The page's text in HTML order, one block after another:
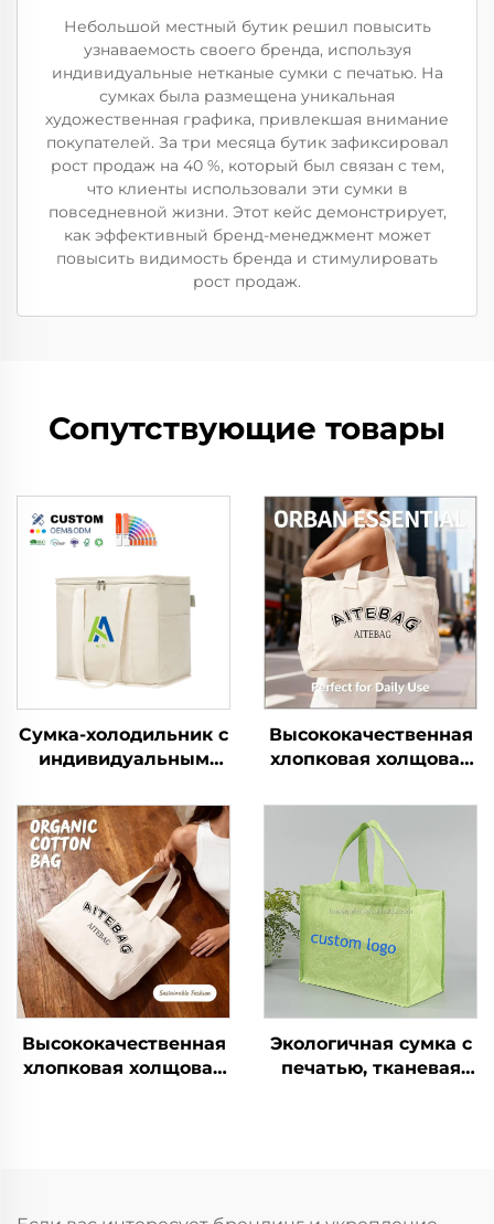
Небольшой местный бутик решил повысить
узнаваемость своего бренда, используя
индивидуальные нетканые сумки с печатью. На
сумках была размещена уникальная
художественная графика, привлекшая внимание
покупателей. За три месяца бутик зафиксировал
рост продаж на 40 %, который был связан с тем,
что клиенты использовали эти сумки в
повседневной жизни. Этот кейс демонстрирует,
как эффективный бренд-менеджмент может
повысить видимость бренда и стимулировать
рост продаж.
Сопутствующие товары
Сумка-холодильник с
индивидуальным
термоизолирующая
складная сумка для
покупок, экологичная
многоразовая сумка
для упаковки
продуктов
Высококачественная
хлопковая холщовая
ручками-шнурами,
наплечными
ремнями, среднего
размера, с модным
принтом букв, с
возможностью
нанесения логотипа
методом
термоперевода
Высококачественная
хлопковая холщовая
Экологичная сумка с
печатью, тканевая